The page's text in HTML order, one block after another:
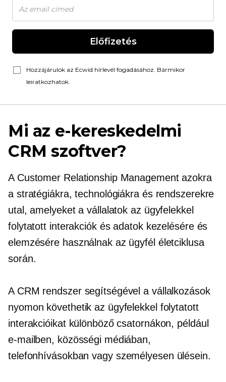
Előfizetés
Hozzájárulok az Ecwid hírlevél fogadásához. Bármikor
leiratkozhatok.
Mi az e-kereskedelmi
CRM szoftver?
A Customer Relationship Management azokra
a stratégiákra, technológiákra és rendszerekre
utal, amelyeket a vállalatok az ügyfelekkel
folytatott interakciók és adatok kezelésére és
elemzésére használnak az ügyfél életciklusa
során.
A CRM rendszer segítségével a vállalkozások
nyomon követhetik az ügyfelekkel folytatott
interakcióikat különböző csatornákon, például
e-mailben, közösségi médiában,
telefonhívásokban vagy személyesen ülésein.